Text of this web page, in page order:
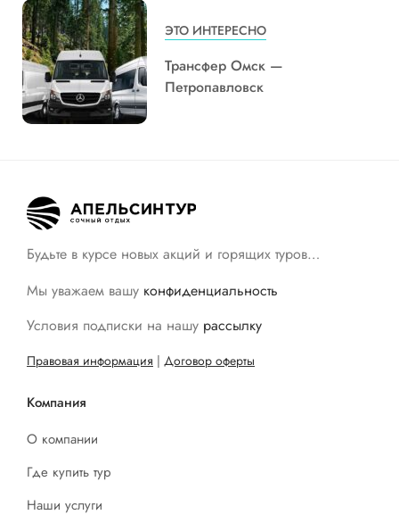
ЭТО ИНТЕРЕСНО
Трансфер Омск —
Петропавловск
Будьте в курсе новых акций и горящих туров…
Мы уважаем вашу конфиденциальность
Условия подписки на нашу рассылку
Правовая информация | Договор оферты
Компания
О компании
Где купить тур
Наши услуги